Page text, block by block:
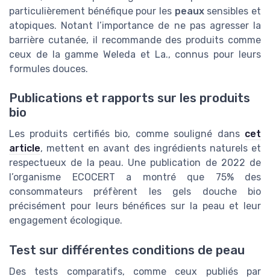
particulièrement bénéfique pour les peauxsensibles et
atopiques. Notant l’importance de ne pas agresser la
barrière cutanée, il recommande des produits comme
ceux de la gamme Weleda et La., connus pour leurs
formules douces.
Publications et rapports sur les produits
bio
Les produits certifiés bio, comme souligné dans cet
article, mettent en avant des ingrédients naturels et
respectueux de la peau. Une publication de 2022 de
l’organisme ECOCERT a montré que 75% des
consommateurs préfèrent les gels douche bio
précisément pour leurs bénéfices sur la peau et leur
engagement écologique.
Test sur différentes conditions de peau
Des tests comparatifs, comme ceux publiés par